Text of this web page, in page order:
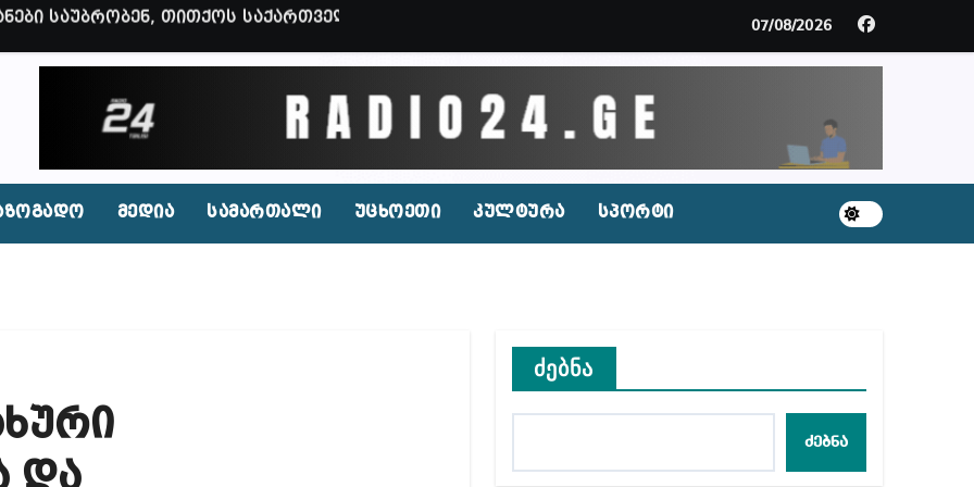
დღევანდელი პოსტაობა, საკუთარ თავთან შეგარცხვენთ – ეკა კუპატაძე ნანუკა ჟორჟოლიანს
ტარაკნებიან, უჰაერო საკანში, ამდენი ხნით სამარტოო საკანში მოთავსება, საერთაშორისო
კახეთში ქორწილის დროს? (ვიდეო)
რომლებსაც საბავშვი ბაღებში საქონლის ხორცის ნაცვლად ცხენის ხორცი შეჰქონდათ
ნამდვილად არის რეაგირება საჭირო კოორდინირებულ შეტევაზე ჩვენი ეროვნული იდენტობის
ცხელ დღეებში? – დაავადებათა კონტროლის ცენტრის რეკომენდაციები
შექმნან მდინარაძის სამინისტრო – გია ხუხაშვილი
გარშემო — COVID-19-ის წარმოშობის გამოძიებიდან შესაძლო სისხლის სამართლის საქმემდე
ოპოზიციური ტელევიზიებით უკმაყოფილოა
07/08/2026
მედია სამართალი უცხოეთი კულტურა სპორტი
ძებნა
ძებნა